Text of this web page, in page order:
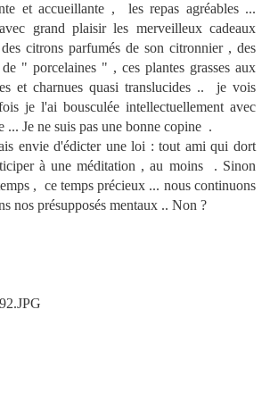
et accueillante , les repas agréables ...
grand plaisir les merveilleux cadeaux
citrons parfumés de son citronnier , des
de " porcelaines " , ces plantes grasses aux
et charnues quasi translucides .. je vois
je l'ai bousculée intellectuellement avec
... Je ne suis pas une bonne copine .
d'édicter une loi : tout ami qui dort
à une méditation , au moins . Sinon
, ce temps précieux ... nous continuons
nos présupposés mentaux .. Non ?